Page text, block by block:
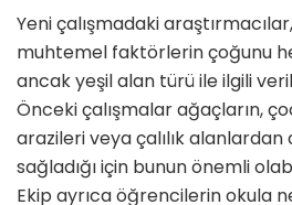
Yeni çalışmadaki
muhtemel faktörlerin çoğunu
ancak yeşil alan türü ile ilgili
Önceki çalışmalar ağaçların,
arazileri veya çalılık
sağladığı için bunun önemli
Ekip ayrıca öğrencilerin okula